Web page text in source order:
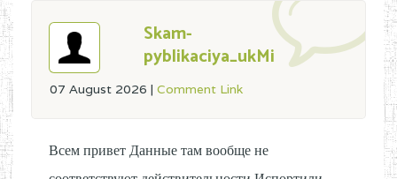
Skam-
pyblikaciya_ukMi
07 August 2026 | Comment Link
Всем привет Данные там вообще не